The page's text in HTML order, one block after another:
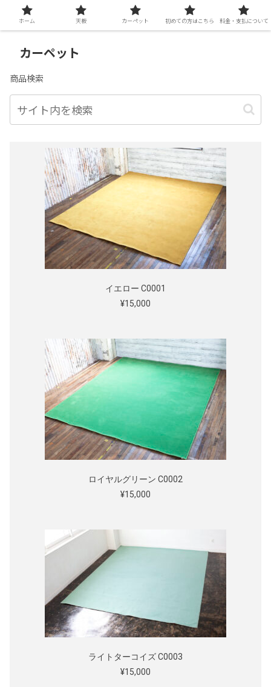
カーペット
商品検索
イエロー C0001
¥15,000
ロイヤルグリーン C0002
¥15,000
ライトターコイズ C0003
¥15,000
ホーム 天板 カーペット 初めての方はこちら 料金・支払について